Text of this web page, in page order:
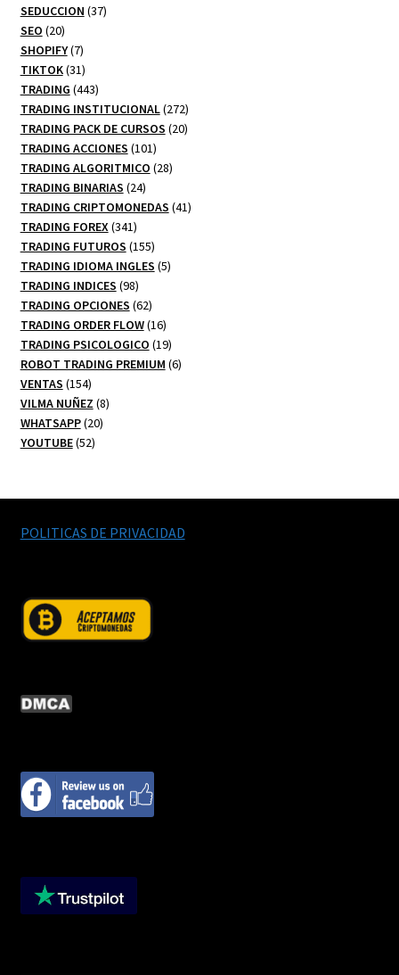
SEDUCCION 3737
SEO 2020
productos
SHOPIFY 77
productos
TIKTOK 3131
productos
TRADING 443443
productos
TRADING INSTITUCIONAL 272272
productos
TRADING PACK DE CURSOS 2020
TRADING ACCIONES 101101
productos
TRADING ALGORITMICO 2828
TRADING BINARIAS 2424
productos
TRADING CRIPTOMONEDAS 4141
TRADING FOREX 341341
productos
TRADING FUTUROS 155155
productos
TRADING IDIOMA INGLES 55
TRADING INDICES 9898
productos
TRADING OPCIONES 6262
productos
TRADING ORDER FLOW 1616
productos
TRADING PSICOLOGICO 1919
productos
ROBOT TRADING PREMIUM 66
VENTAS 154154
productos
VILMA NUÑEZ 88
WHATSAPP 2020
YOUTUBE 5252
POLITICAS DE PRIVACIDAD